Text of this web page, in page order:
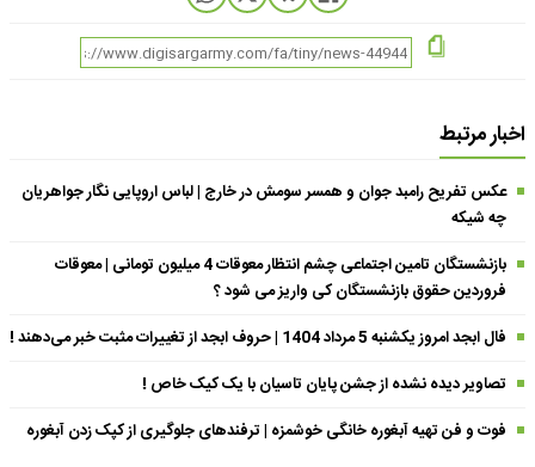
اخبار مرتبط
عکس تفریح رامبد جوان و همسر سومش در خارج | لباس اروپایی نگار جواهریان
چه شیکه
بازنشستگان تامین اجتماعی چشم انتظار معوقات 4 میلیون تومانی | معوقات
فروردین حقوق بازنشستگان کی واریز می شود ؟
فال ابجد امروز یکشنبه 5 مرداد 1404 | حروف ابجد از تغییرات مثبت خبر می‌دهند !
تصاویر دیده نشده از جشن پایان تاسیان با یک کیک خاص !
فوت و فن تهیه آبغوره خانگی خوشمزه | ترفندهای جلوگیری از کپک زدن آبغوره